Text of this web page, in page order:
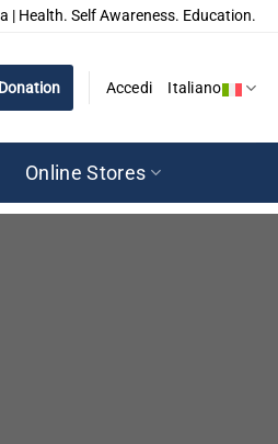
| Health. Self Awareness. Education.
Accedi Italiano
Online Stores